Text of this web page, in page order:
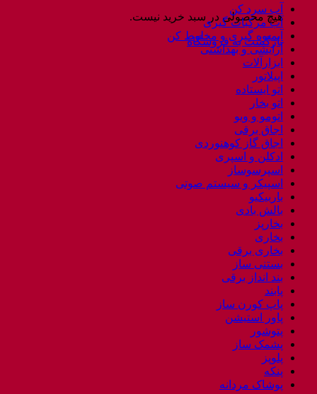
هیچ محصولی در سبد خرید نیست.
بازگشت به فروشگاه
af300
-
af300
ninja
عدد
آب سرد کن
آب مرکبات گیری
آبمیوه گیری و مخلوط کن
آرایشی و بهداشتی
ابزارآلات
اپیلاتور
اتو ایستاده
اتو بخار
اتومو و ویو
اجاق برقی
اجاق گاز کوهنوردی
ادکلن و اسپری
اسپرسوساز
اسپیکر و سیستم صوتی
باربیکیو
بالش بادی
بخارپز
بخاری
بخاری برقی
بستنی ساز
بند انداز برقی
پابند
پاپ کورن ساز
پاور استیشن
پتوشور
پشمک ساز
پلوپز
پنکه
پوشاک مردانه